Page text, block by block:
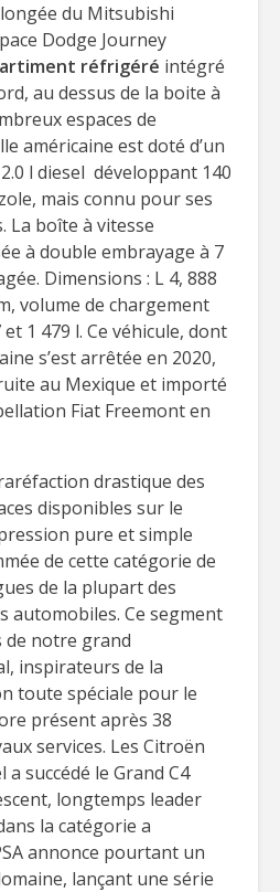
du Mitsubishi
Dodge Journey
réfrigéré intégré
au dessus de la boite à
espaces de
américaine est doté d’un
l diesel développant 140
mais connu pour ses
La boîte à vitesse
à double embrayage à 7
Dimensions : L 4, 888
volume de chargement
1 479 l. Ce véhicule, dont
s’est arrêtée en 2020,
au Mexique et importé
Fiat Freemont en
drastique des
disponibles sur le
pure et simple
de cette catégorie de
de la plupart des
automobiles. Ce segment
de notre grand
inspirateurs de la
toute spéciale pour le
présent après 38
services. Les Citroën
succédé le Grand C4
longtemps leader
la catégorie a
annonce pourtant un
lançant une série